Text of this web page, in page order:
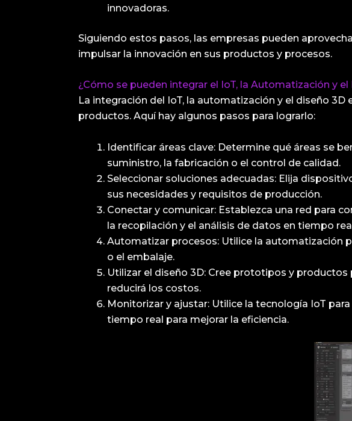
innovadoras.
Siguiendo estos pasos, las empresas pueden
impulsar la innovación en sus productos y procesos.
¿Cómo se pueden integrar el IoT, la Automatización y
La integración del IoT, la automatización y el diseño
productos. Aquí hay algunos pasos para lograrlo:
Identificar áreas clave: Determine qué áreas se
suministro, la fabricación o el control de calidad.
Seleccionar soluciones adecuadas: Elija
sus necesidades y requisitos de producción.
Conectar y comunicar: Establezca una red para
la recopilación y el análisis de datos en tiempo
Automatizar procesos: Utilice la automatización
o el embalaje.
Utilizar el diseño 3D: Cree prototipos y
reducirá los costos.
Monitorizar y ajustar: Utilice la tecnología IoT
tiempo real para mejorar la eficiencia.